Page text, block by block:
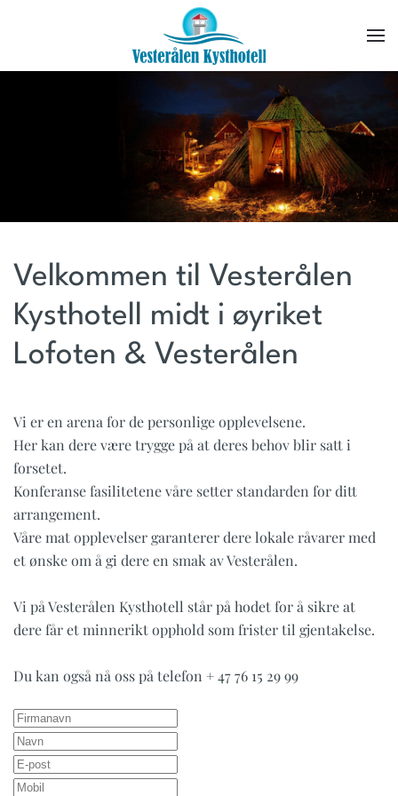
Skip to main content
Velkommen til Vesterålen
Kysthotell midt i øyriket
Lofoten & Vesterålen
Vi er en arena for de personlige opplevelsene.
Her kan dere være trygge på at deres behov blir satt i
forsetet.
Konferanse fasilitetene våre setter standarden for ditt
arrangement.
Våre mat opplevelser garanterer dere lokale råvarer med
et ønske om å gi dere en smak av Vesterålen.
Vi på Vesterålen Kysthotell står på hodet for å sikre at
dere får et minnerikt opphold som frister til gjentakelse.
Du kan også nå oss på telefon + 47 76 15 29 99